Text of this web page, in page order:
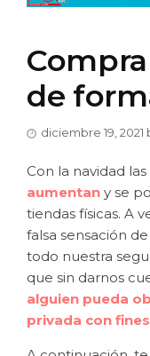
de
diciembre 19, 2021
Con la navidad las
aumentan y se
tiendas físicas. A
falsa sensación
todo nuestra
que sin darnos
alguien pueda
privada con